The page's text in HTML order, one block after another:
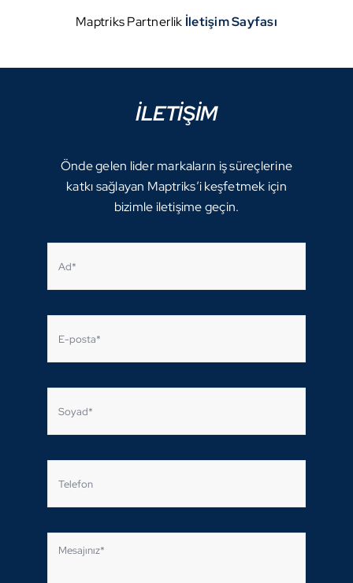
Maptriks Partnerlik İletişim Sayfası
İLETİŞİM
Önde gelen lider markaların iş süreçlerine
katkı sağlayan Maptriks’i keşfetmek için
bizimle iletişime geçin.